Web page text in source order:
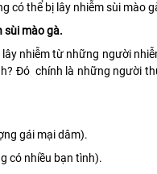
có thể bị lây nhiễm sùi mào
sùi mào gà.
lây nhiễm từ những người
Đó chính là những người
gái mại dâm).
có nhiều bạn tình).